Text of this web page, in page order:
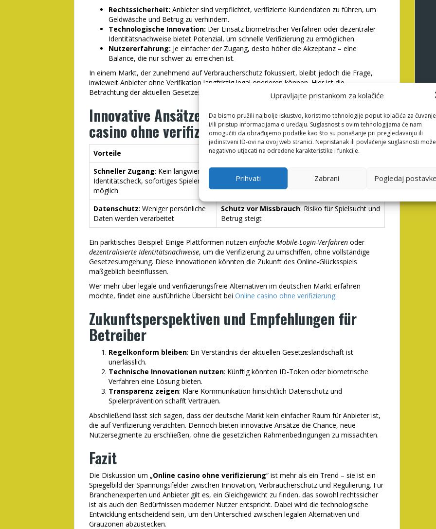
Upravljajte pristankom za kolačiće
Da bismo pružili najbolje iskustvo, koristimo tehnologije poput kolačića za čuvanje
i/ili pristup informacijama o uređaju. Suglasnost s ovim tehnologijama će nam
omogućiti da obrađujemo podatke kao što su ponašanje pri pregledavanju ili
jedinstveni ID-ovi na ovoj web stranici. Nepristanak ili povlačenje suglasnosti može
negativno utjecati na određene karakteristike i funkcije.
Prihvati Zabrani Pogledaj
Rechtssicherheit: Anbieter sind verpflichtet, verifizierte Kundendaten zu führen, um
Geldwäsche und Betrug zu verhindern.
Technologische Innovation: Der Einsatz biometrischer Verfahren oder dezentraler
Identitätsnachweise bietet Potenzial, um schnelle Verifizierung zu ermöglichen.
Nutzererfahrung: Je einfacher der Zugang, desto höher die Akzeptanz – eine
Balance, die nur schwer zu erreichen ist.
In einem Markt, der zunehmend auf Verbraucherschutz fokussiert, bleibt jedoch die Frage,
inwieweit Anbieter ohne Verifikation langfristig legal operieren können. Hier ist die
Betrachtung der aktuellen Gesetzeslage essenziell.
Innovative Ansätze und die Rolle von “Online
casino ohne verifizierung”
Vorteile
Herausforderungen
Schneller Zugang: Kein langwieriger
Identitätscheck, sofortiges Spielen
möglich
Rechtliche Unsicherheit
Verifizierung kann gegen die gesetzlichen
Vorgaben verstoßen
Datenschutz: Weniger persönliche
Daten werden verarbeitet
Schutz vor Missbrauch: Risiko für Spielsucht und
Betrug steigt
Ein parktisches Beispiel: Einige Plattformen nutzen einfache Mobile-Login-Verfahren oder
dezentralisierte Identitätsnachweise, um die Verifizierung zu umschiffen, ohne vollständige
Gesetzesumgehung. Diese Innovationen könnten die Zukunft des Online-Glücksspiels
maßgeblich beeinflussen.
Wer mehr über legale und verifizierungsfreie Alternativen im deutschen Markt erfahren
möchte, findet eine ausführliche Übersicht bei Online casino ohne verifizierung.
Zukunftsperspektiven und Empfehlungen für
Betreiber
Regelkonform bleiben: Ein Verständnis der aktuellen Gesetzeslandschaft ist
unerlässlich.
Technische Innovationen nutzen: Künftig könnten ID-Token oder biometrische
Verfahren eine Lösung bieten.
Transparenz zeigen: Klare Kommunikation hinsichtlich Datenschutz und
Spielerprävention schafft Vertrauen.
Abschließend lässt sich sagen, dass der deutsche Markt kein einfacher Raum für Anbieter ist,
die auf Verifizierung verzichten. Dennoch bieten innovative Ansätze die Chance, neue
Nutzersegmente zu erschließen, ohne die gesetzlichen Rahmenbedingungen zu missachten.
Fazit
Die Diskussion um „Online casino ohne verifizierung“ ist mehr als ein Trend – sie ist ein
Spiegelbild der Spannungsfelder zwischen Innovation, Verbraucherschutz und Regulierung. Für
Branchenexperten und Anbieter gilt es, ein Gleichgewicht zu finden, das sowohl rechtssicher
ist als auch den Bedürfnissen moderner Nutzer entspricht. Dabei wird die technologische
Entwicklung entscheidend sein, um den Unterschied zwischen legalen Alternativen und
Grauzonen abzustecken.